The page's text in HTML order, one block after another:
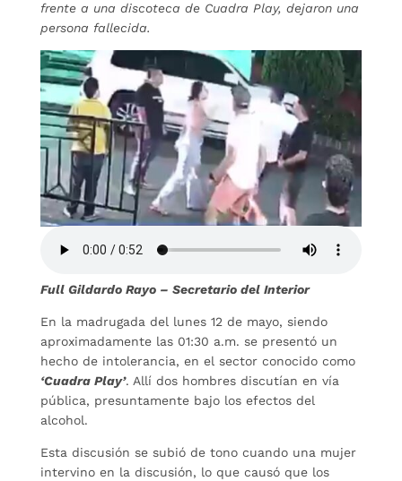
frente a una discoteca de Cuadra Play, dejaron una
persona fallecida.
Full Gildardo Rayo – Secretario del Interior
En la madrugada del lunes 12 de mayo, siendo
aproximadamente las 01:30 a.m. se presentó un
hecho de intolerancia, en el sector conocido como
‘Cuadra Play’. Allí dos hombres discutían en vía
pública, presuntamente bajo los efectos del
alcohol.
Esta discusión se subió de tono cuando una mujer
intervino en la discusión, lo que causó que los